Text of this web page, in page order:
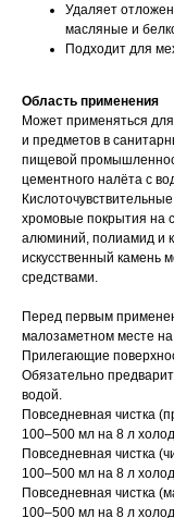
Удаляет
масляные и
Подходит для
Область применения
Может применяться для
и предметов в
пищевой
цементного налёта с
хромовые покрытия на
алюминий, полиамид и
искусственный камень
средствами.
Перед первым
малозаметном месте на
Прилегающие
Обязательно
водой.
Повседневная чистка
100‒500 мл на 8 л
Повседневная чистка
100‒500 мл на 8 л
Повседневная чистка
100‒500 мл на 8 л